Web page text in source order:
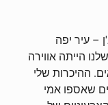
– עיר יפה
הייתה אווירה
ההיכרות שלי
שאספו אמי